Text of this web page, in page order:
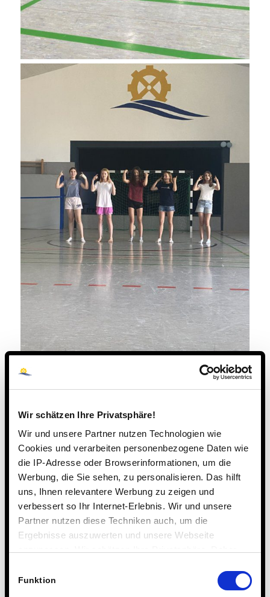
Wir schätzen Ihre Privatsphäre!
Wir und unsere Partner nutzen Technologien wie
Cookies und verarbeiten personenbezogene Daten wie
die IP-Adresse oder Browserinformationen, um die
Werbung, die Sie sehen, zu personalisieren. Das hilft
uns, Ihnen relevantere Werbung zu zeigen und
verbessert so Ihr Internet-Erlebnis. Wir und unsere
Partner nutzen diese Techniken auch, um die
Ergebnisse auszuwerten und unsere Webseite
Technologien.
Funktion